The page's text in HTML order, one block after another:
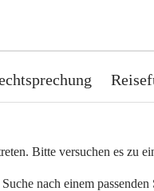
Bitte versuchen es zu
nach einem